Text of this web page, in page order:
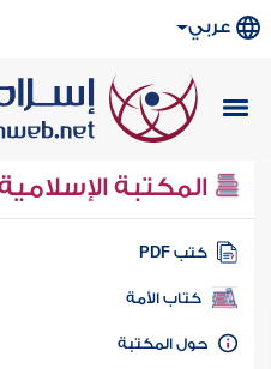
عربي
المكتبة
كتب PDF
كتاب الأمة